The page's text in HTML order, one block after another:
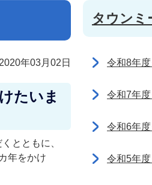
年03月02日
たいま
とともに、
年をかけ
タウンミ
令和8年
令和7年
令和6年
令和5年